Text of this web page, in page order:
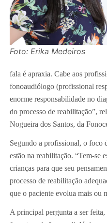
Foto: Erika Medeiros
fala é apraxia. Cabe aos
fonoaudiólogo (profissional
enorme responsabilidade no
do processo de reabilitação”,
Nogueira dos Santos, da
Segundo a profissional, o foco
estão na reabilitação. “Tem-se
crianças para que seu
processo de reabilitação
que o paciente evolua mais ou
A principal pergunta a ser